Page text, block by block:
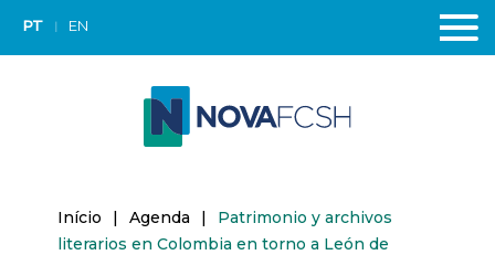
PT EN
Início | Agenda |
Patrimonio y archivos
literarios en Colombia en torno a León de